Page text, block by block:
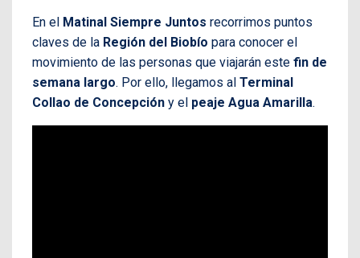
En el Matinal Siempre Juntos recorrimos puntos
claves de la Región del Biobío para conocer el
movimiento de las personas que viajarán este fin de
semana largo. Por ello, llegamos al Terminal
Collao de Concepción y el peaje Agua Amarilla.